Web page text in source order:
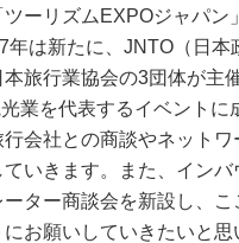
ーリズムEXPOジャパン
は新たに、JNTO（日本
旅行業協会の3団体が主催
業を代表するイベントに
会社との商談やネットワ
いきます。また、インバ
ター商談会を新設し、こ
お願いしていきたいと思